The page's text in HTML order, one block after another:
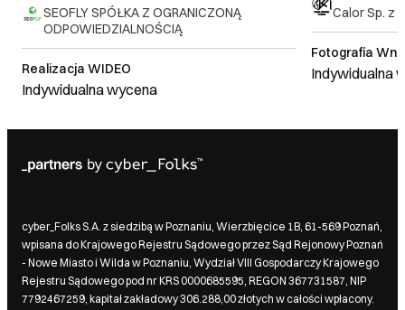
SEOFLY SPÓŁKA Z OGRANICZONĄ
ODPOWIEDZIALNOŚCIĄ
Realizacja WIDEO
Indywidualna wycena
Calor Sp. z
Fotografia
Indywidualna
cyber_Folks S.A. z siedzibą w Poznaniu, Wierzbięcice 1B, 61-569 Poznań,
wpisana do Krajowego Rejestru Sądowego przez Sąd Rejonowy Poznań
- Nowe Miasto i Wilda w Poznaniu, Wydział VIII Gospodarczy Krajowego
Rejestru Sądowego pod nr KRS 0000685595, REGON 367731587, NIP
7792467259, kapitał zakładowy 306.288,00 złotych w całości wpłacony.